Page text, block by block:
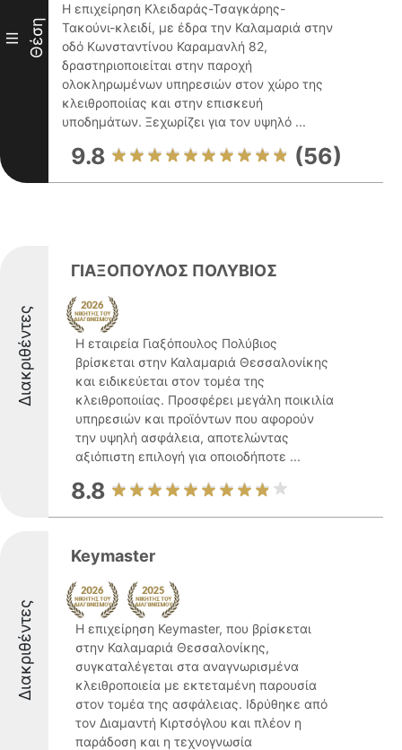
III Θέση
Η επιχείρηση Κλειδαράς-Τσαγκάρης-
Τακούνι-κλειδί, με έδρα την Καλαμαριά στην
οδό Κωνσταντίνου Καραμανλή 82,
δραστηριοποιείται στην παροχή
ολοκληρωμένων υπηρεσιών στον χώρο της
κλειθροποιίας και στην επισκευή
υποδημάτων. Ξεχωρίζει για τον υψηλό ...
9.8 (56)
Διακριθέντες
ΓΙΑΞΟΠΟΥΛΟΣ ΠΟΛΥΒΙΟΣ
Η εταιρεία Γιαξόπουλος Πολύβιος
βρίσκεται στην Καλαμαριά Θεσσαλονίκης
και ειδικεύεται στον τομέα της
κλειθροποιίας. Προσφέρει μεγάλη ποικιλία
υπηρεσιών και προϊόντων που αφορούν
την υψηλή ασφάλεια, αποτελώντας
αξιόπιστη επιλογή για οποιοδήποτε ...
8.8
Διακριθέντες
Keymaster
Η επιχείρηση Keymaster, που βρίσκεται
στην Καλαμαριά Θεσσαλονίκης,
συγκαταλέγεται στα αναγνωρισμένα
κλειθροποιεία με εκτεταμένη παρουσία
στον τομέα της ασφάλειας. Ιδρύθηκε από
τον Διαμαντή Κιρτσόγλου και πλέον η
παράδοση και η τεχνογνωσία